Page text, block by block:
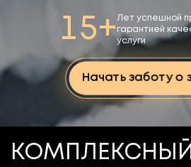
Начать заботу о
15+Лет успешной
гарантией
услуги
КОМПЛЕКСНЫЙ